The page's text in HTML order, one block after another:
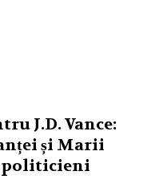
J.D. Vance:
și Marii
politicieni